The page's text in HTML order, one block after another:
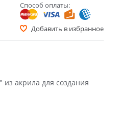
Способ оплаты:
Добавить в избранное
акрила для создания